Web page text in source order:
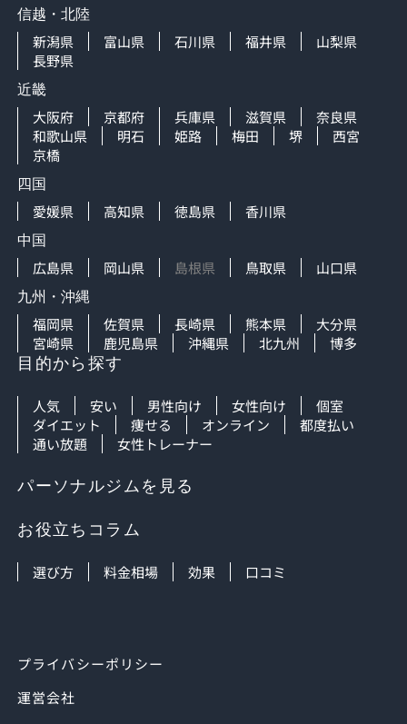
信越・北陸
新潟県 富山県 石川県 福井県
山梨県
長野県
近畿
大阪府 京都府 兵庫県 滋賀県
奈良県
和歌山県
明石 姫路 梅田 堺
西宮
京橋
四国
愛媛県 高知県 徳島県 香川県
中国
広島県 岡山県 島根県 鳥取県 山口県
九州・沖縄
福岡県 佐賀県 長崎県 熊本県
大分県
宮崎県
鹿児島県 沖縄県 北九州 博多
目的から探す
人気 安い 男性向け 女性向け
個室
ダイエット
痩せる オンライン
都度払い
通い放題
女性トレーナー
パーソナルジムを見る
お役立ちコラム
選び方 料金相場 効果 口コミ
プライバシーポリシー
運営会社